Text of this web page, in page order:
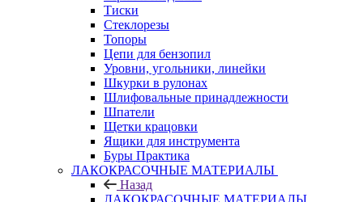
Тиски
Стеклорезы
Топоры
Цепи для бензопил
Уровни, угольники, линейки
Шкурки в рулонах
Шлифовальные принадлежности
Шпатели
Щетки крацовки
Ящики для инструмента
Буры Практика
ЛАКОКРАСОЧНЫЕ МАТЕРИАЛЫ
Назад
ЛАКОКРАСОЧНЫЕ МАТЕРИАЛЫ